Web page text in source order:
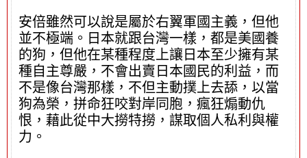
安倍雖然可以說是屬於右翼軍國主義，但他
並不極端。日本就跟台灣一樣，都是美國養
的狗，但他在某種程度上讓日本至少擁有某
種自主尊嚴，不會出賣日本國民的利益，而
不是像台灣那樣，不但主動撲上去舔，以當
狗為榮，拼命狂咬對岸同胞，瘋狂煽動仇
恨，藉此從中大撈特撈，謀取個人私利與權
力。